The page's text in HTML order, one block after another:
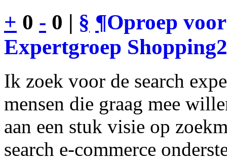
+ 0 - 0 | § ¶Oproep
Expertgroep
Ik zoek voor de search
mensen die graag mee
aan een stuk visie op
search e-commerce